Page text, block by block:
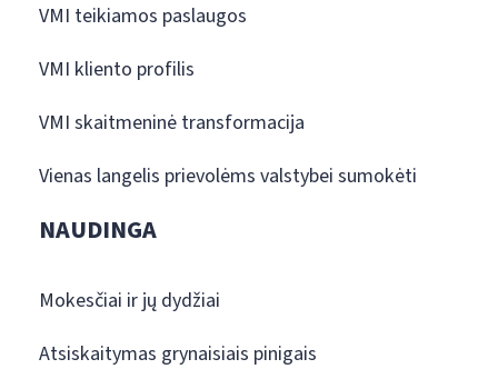
VMI teikiamos paslaugos
VMI kliento profilis
VMI skaitmeninė transformacija
Vienas langelis prievolėms valstybei sumokėti
NAUDINGA
Mokesčiai ir jų dydžiai
Atsiskaitymas grynaisiais pinigais